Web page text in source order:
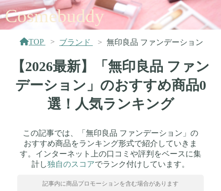
Cosmebuddy
TOP ブランド 無印良品 ファンデーション
【2026最新】「無印良品 ファン
デーション」のおすすめ商品0
選！人気ランキング
この記事では、「無印良品 ファンデーション」の
おすすめ商品をランキング形式で紹介していきま
す。インターネット上の口コミや評判をベースに集
計し独自のスコアでランク付けしています。
記事内に商品プロモーションを含む場合があります